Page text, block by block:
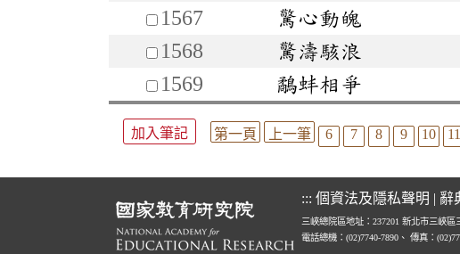
1567
驚心動魄
1568
驚濤駭浪
1569
鷸蚌相爭
加入筆記 第一頁 上一筆 6 7 8 9 10 11
::: 個資法及隱私聲明 | 辭
三峽總院區地址：237201 新北市三峽區
電話總機：(02)7740-7890、 傳真：